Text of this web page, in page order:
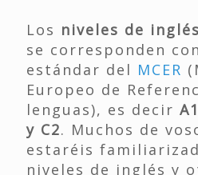
Los niveles de
se corresponden
estándar del MCER
Europeo de
lenguas), es decir
y C2. Muchos de
estaréis
niveles de inglés y